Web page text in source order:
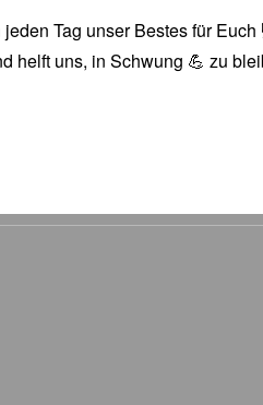
Tag unser Bestes für
helft uns, in Schwung 💪 zu